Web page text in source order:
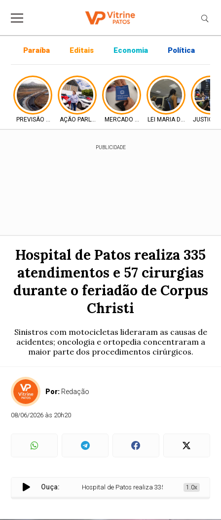
Paraíba Editais Economia Política
PREVISÃO DO TEMPOAÇÃO PARLAMENTARMERCADO DE TRABALHOLEI MARIA DA PENHAJUSTIÇA
PUBLICIDADE
Hospital de Patos realiza 335
atendimentos e 57 cirurgias
durante o feriadão de Corpus
Christi
Sinistros com motocicletas lideraram as causas de
acidentes; oncologia e ortopedia concentraram a
maior parte dos procedimentos cirúrgicos.
Por: Redação
08/06/2026 às 20h20
Ouça: Hospital de Patos realiza 335 atendimentos e 57
1.0x